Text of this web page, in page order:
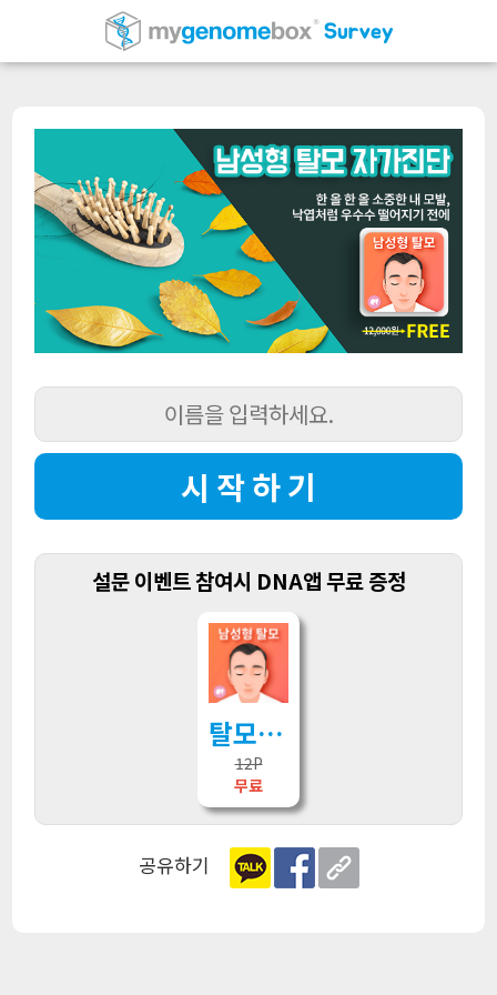
시 작 하 기
설문 이벤트 참여시 DNA앱 무료 증정
탈모는 유전1
12P
무료
공유하기